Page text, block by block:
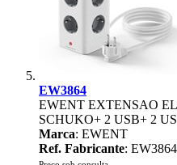
EW3864
EWENT EXTENSAO
SCHUKO+ 2 USB+ 2
Marca: EWENT
Ref. Fabricante: EW3864